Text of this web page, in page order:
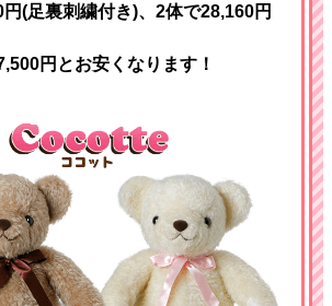
(足裏刺繍付き)、2体で28,160円
円とお安くなります！